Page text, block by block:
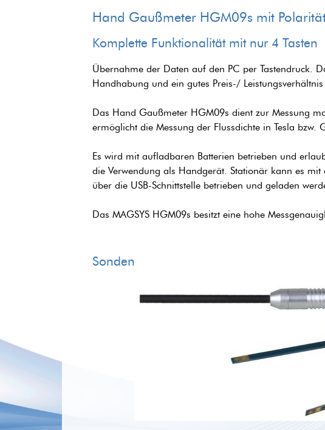
Hand Gaußmeter HGM09s mit
Komplette Funktionalität mit nur 4 Tasten
Übernahme der Daten auf den PC per Tastendruck.
Handhabung und ein gutes Preis-/ Leistungsverhältnis
Das Hand Gaußmeter HGM09s dient zur Messung
ermöglicht die Messung der Flussdichte in Tesla bzw.
Es wird mit aufladbaren Batterien betrieben und
die Verwendung als Handgerät. Stationär kann es
über die USB-Schnittstelle betrieben und geladen
Das MAGSYS HGM09s besitzt eine hohe
Sonden